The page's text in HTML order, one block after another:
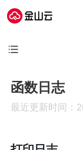
函数日志
最近更新时间：